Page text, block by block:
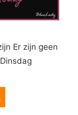
Er zijn geen